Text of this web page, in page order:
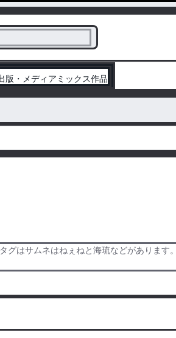
版・メディアミックス作品
はサムネはねぇねと海琉などがありま